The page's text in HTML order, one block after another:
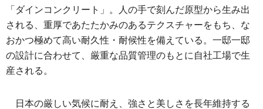
「ダインコンクリート」。人の手で刻んだ原型から生み出
される、重厚であたたかみのあるテクスチャーをもち、な
おかつ極めて高い耐久性・耐候性を備えている。一邸一邸
の設計に合わせて、厳重な品質管理のもとに自社工場で生
産される。
日本の厳しい気候に耐え、強さと美しさを長年維持する